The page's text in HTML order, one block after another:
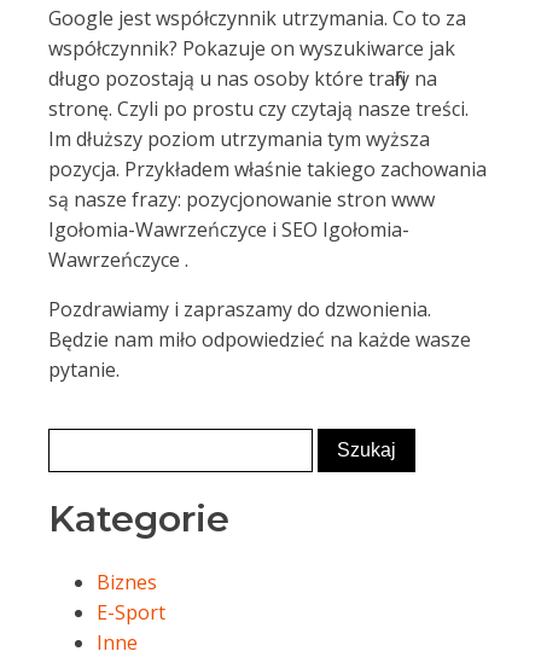
Google jest współczynnik utrzymania. Co to za
współczynnik? Pokazuje on wyszukiwarce jak
długo pozostają u nas osoby które trafiły na
stronę. Czyli po prostu czy czytają nasze treści.
Im dłuższy poziom utrzymania tym wyższa
pozycja. Przykładem właśnie takiego zachowania
są nasze frazy: pozycjonowanie stron www
Igołomia-Wawrzeńczyce i SEO Igołomia-
Wawrzeńczyce .
Pozdrawiamy i zapraszamy do dzwonienia.
Będzie nam miło odpowiedzieć na każde wasze
pytanie.
Kategorie
Biznes
E-Sport
Inne